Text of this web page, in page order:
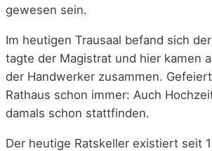
gewesen sein.
Im heutigen Trausaal befand sich
tagte der Magistrat und hier kamen
der Handwerker zusammen.
Rathaus schon immer: Auch
damals schon stattfinden.
Der heutige Ratskeller existiert seit